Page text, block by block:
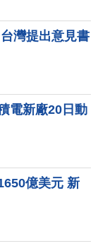
灣提出意見書
電新廠20日動
億美元 新